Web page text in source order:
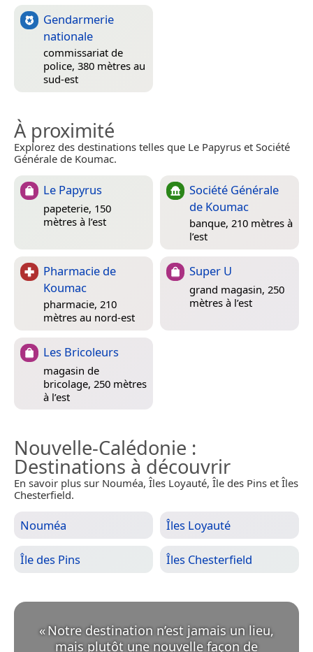
Gendarmerie
nationale
commissariat de
police, 380 mètres au
sud-est
À proximité
Explorez des destinations telles que Le Papyrus et Société
Générale de Koumac.
Le Papyrus
papeterie, 150
mètres à l’est
Société Générale
de Koumac
banque, 210 mètres à
l’est
Pharmacie de
Koumac
pharmacie, 210
mètres au nord-est
Super U
grand magasin, 250
mètres à l’est
Les Bricoleurs
magasin de
bricolage, 250 mètres
à l’est
Nouvelle-Calédonie :
Destinations à découvrir
En savoir plus sur Nouméa, Îles Loyauté, Île des Pins et Îles
Chesterfield.
Nouméa Îles Loyauté
Île des Pins Îles Chesterfield
«Notre destination n’est jamais un lieu,
mais plutôt une nouvelle façon de